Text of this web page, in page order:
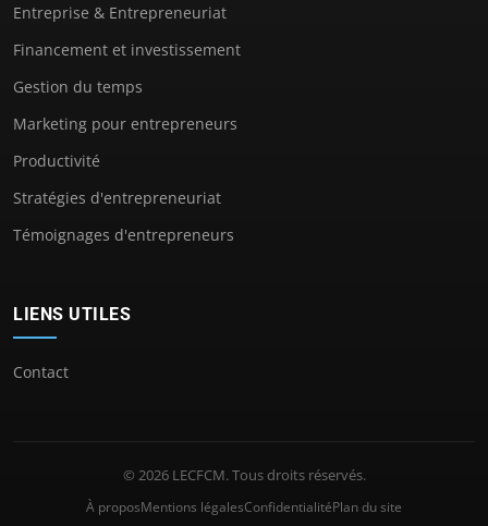
Entreprise & Entrepreneuriat
Financement et investissement
Gestion du temps
Marketing pour entrepreneurs
Productivité
Stratégies d'entrepreneuriat
Témoignages d'entrepreneurs
LIENS UTILES
Contact
© 2026 LECFCM. Tous droits réservés.
À proposMentions légalesConfidentialitéPlan du site